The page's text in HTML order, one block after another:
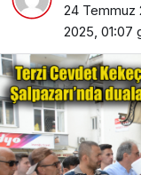
24 Temmuz
2025, 01:07